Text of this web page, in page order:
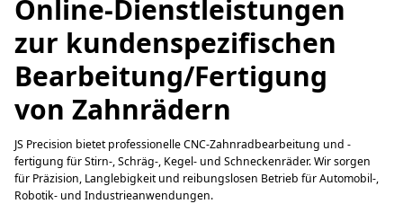
Online-Dienstleistungen
zur kundenspezifischen
Bearbeitung/Fertigung
von Zahnrädern
JS Precision bietet professionelle CNC-Zahnradbearbeitung und -
fertigung für Stirn-, Schräg-, Kegel- und Schneckenräder. Wir sorgen
für Präzision, Langlebigkeit und reibungslosen Betrieb für Automobil-,
Robotik- und Industrieanwendungen.